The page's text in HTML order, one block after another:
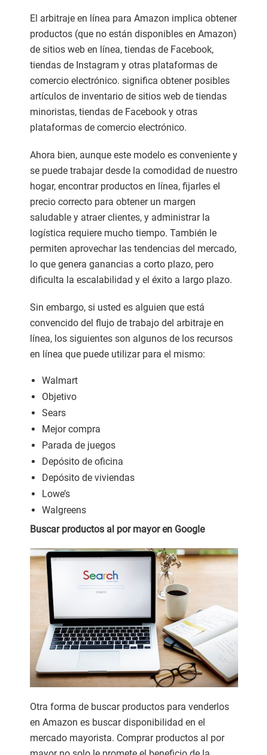
El arbitraje en línea para Amazon implica obtener
productos (que no están disponibles en Amazon)
de sitios web en línea, tiendas de Facebook,
tiendas de Instagram y otras plataformas de
comercio electrónico. significa obtener posibles
artículos de inventario de sitios web de tiendas
minoristas, tiendas de Facebook y otras
plataformas de comercio electrónico.
Ahora bien, aunque este modelo es conveniente y
se puede trabajar desde la comodidad de nuestro
hogar, encontrar productos en línea, fijarles el
precio correcto para obtener un margen
saludable y atraer clientes, y administrar la
logística requiere mucho tiempo. También le
permiten aprovechar las tendencias del mercado,
lo que genera ganancias a corto plazo, pero
dificulta la escalabilidad y el éxito a largo plazo.
Sin embargo, si usted es alguien que está
convencido del flujo de trabajo del arbitraje en
línea, los siguientes son algunos de los recursos
en línea que puede utilizar para el mismo:
Walmart
Objetivo
Sears
Mejor compra
Parada de juegos
Depósito de oficina
Depósito de viviendas
Lowe’s
Walgreens
Buscar productos al por mayor en Google
Otra forma de buscar productos para venderlos
en Amazon es buscar disponibilidad en el
mercado mayorista. Comprar productos al por